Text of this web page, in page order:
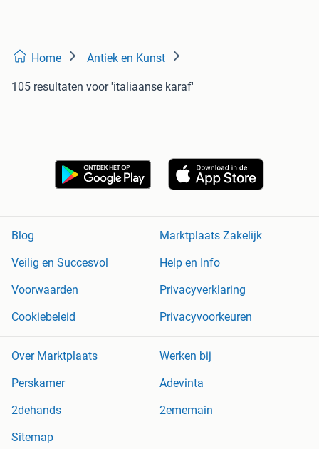
Home Antiek en Kunst
105 resultaten voor 'italiaanse karaf'
Blog
Marktplaats Zakelijk
Veilig en Succesvol
Help en Info
Voorwaarden
Privacyverklaring
Cookiebeleid
Privacyvoorkeuren
Over Marktplaats
Werken bij
Perskamer
Adevinta
2dehands
2ememain
Sitemap